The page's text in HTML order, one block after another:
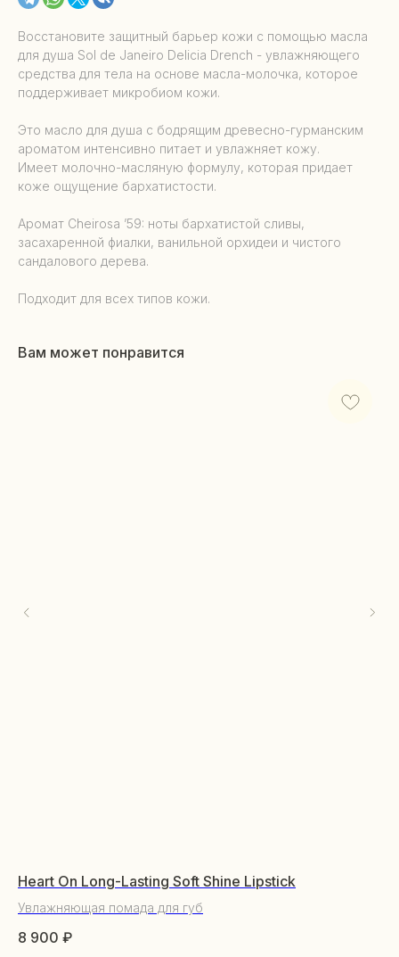
Восстановите защитный барьер кожи с помощью масла
для душа Sol de Janeiro Delicia Drench - увлажняющего
средства для тела на основе масла-молочка, которое
поддерживает микробиом кожи.
Это масло для душа с бодрящим древесно-гурманским
ароматом интенсивно питает и увлажняет кожу.
Имеет молочно-масляную формулу, которая придает
коже ощущение бархатистости.
Аромат Cheirosa ’59: ноты бархатистой сливы,
засахаренной фиалки, ванильной орхидеи и чистого
сандалового дерева.
Подходит для всех типов кожи.
Вам может понравится
Heart On Long-Lasting Soft Shine Lipstick
Увлажняющая помада для губ
8 900 ₽